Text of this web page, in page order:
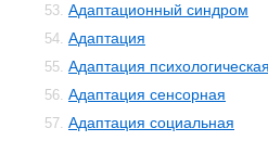
53. Адаптационный синдром
54. Адаптация
55. Адаптация психологическая
56. Адаптация сенсорная
57. Адаптация социальная